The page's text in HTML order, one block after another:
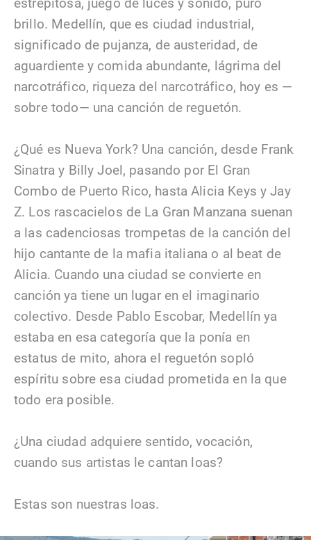
brillo. Medellín, que es ciudad industrial,
significado de pujanza, de austeridad, de
aguardiente y comida abundante, lágrima del
narcotráfico, riqueza del narcotráfico, hoy es —
sobre todo— una canción de reguetón.
¿Qué es Nueva York? Una canción, desde Frank
Sinatra y Billy Joel, pasando por El Gran
Combo de Puerto Rico, hasta Alicia Keys y Jay
Z. Los rascacielos de La Gran Manzana suenan
a las cadenciosas trompetas de la canción del
hijo cantante de la mafia italiana o al beat de
Alicia. Cuando una ciudad se convierte en
canción ya tiene un lugar en el imaginario
colectivo. Desde Pablo Escobar, Medellín ya
estaba en esa categoría que la ponía en
estatus de mito, ahora el reguetón sopló
espíritu sobre esa ciudad prometida en la que
todo era posible.
¿Una ciudad adquiere sentido, vocación,
cuando sus artistas le cantan loas?
Estas son nuestras loas.